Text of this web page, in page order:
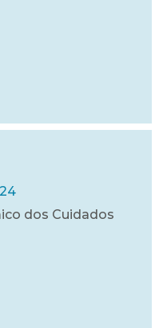
dos Cuidados